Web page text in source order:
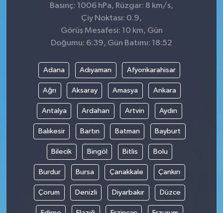
Basınç: 1006 hPa, Rüzgar: 8 km/s,
Çiy Noktası: 0.9,
Görüş Mesafesi: 10 km, Gün
Doğumu: 6:39, Gün Batımı: 18:52
Adana Adıyaman Afyonkarahisar
Ağrı Aksaray Amasya Ankara
Antalya Ardahan Artvin Aydın
Balıkesir Bartın Batman Bayburt
Bilecik Bingöl Bitlis Bolu
Burdur Bursa Çanakkale Çankırı
Çorum Denizli Diyarbakır Düzce